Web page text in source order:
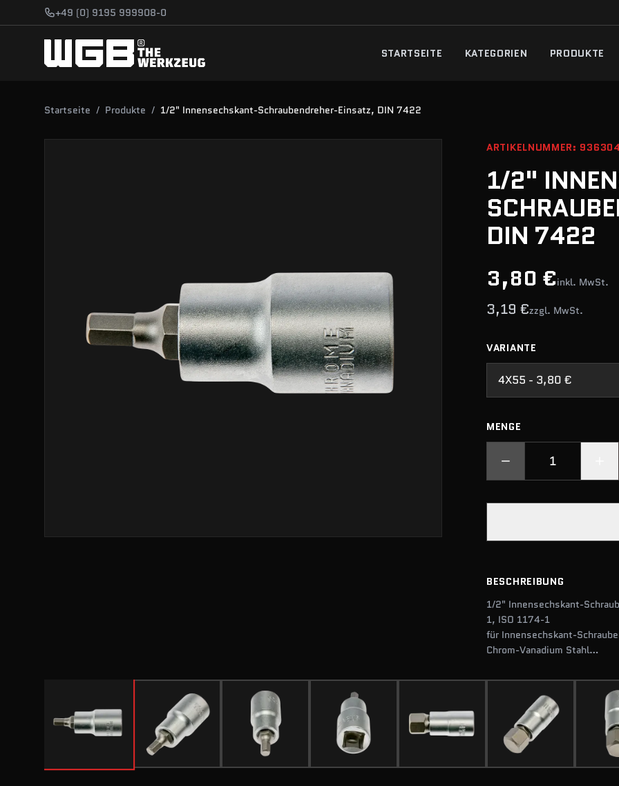
Zum Hauptinhalt springen
+49 (0) 9195 999908-0
STARTSEITE KATEGORIEN PRODUKTE
Startseite / Produkte / 1/2" Innensechskant-Schraubendreher-Einsatz, DIN 7422
ARTIKELNUMMER:
1/2"
DIN 7422
3,80 €inkl. MwSt.
3,19 €zzgl. MwSt.
VARIANTE
4X55 - 3,80 €
MENGE
BESCHREIBUNG
1/2" Innensechskant-
1, ISO 1174-1
für Innensechskant-
Chrom-Vanadium Stahl